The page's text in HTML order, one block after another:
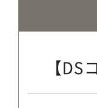
【